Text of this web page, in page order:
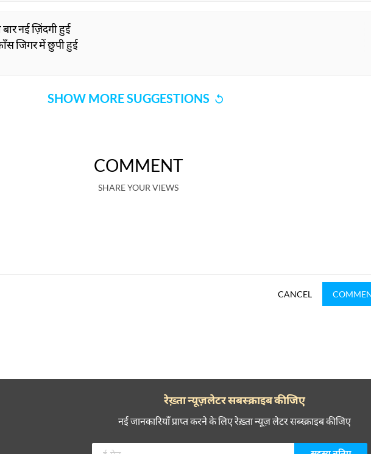
नई ज़िंदगी हुई
जिगर में छुपी हुई
SHOW MORE SUGGESTIONS
COMMENT
SHARE YOUR VIEWS
CANCEL
रेख़्ता न्यूज़लेटर सबस्क्राइब कीजिए
नई जानकारियाँ प्राप्त करने के लिए रेख़्ता न्यूज़ लेटर सब्स्क्राइब कीजिए